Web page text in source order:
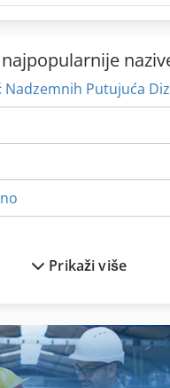
Prikaži više